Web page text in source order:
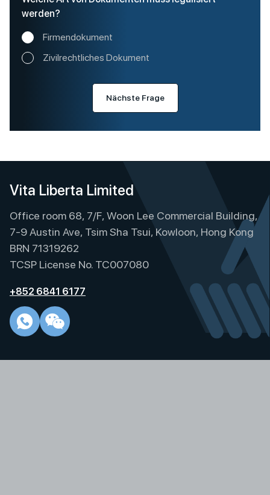
werden?
Firmendokument
Zivilrechtliches Dokument
Nächste Frage
Vita Liberta Limited
Office room 68, 7/F, Woon Lee Commercial Building,
7-9 Austin Ave, Tsim Sha Tsui, Kowloon, Hong Kong
BRN 71319262
TCSP License No. TC007080
+852 6841 6177